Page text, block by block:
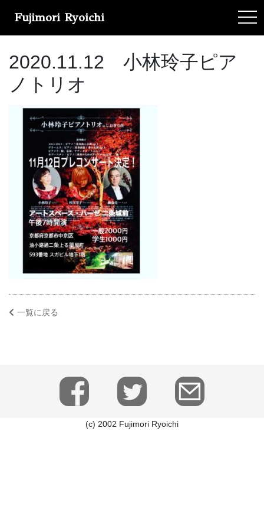
Fujimori Ryoichi
2020.11.12 小林玲子ピア
ノトリオ
一覧に戻る
(c) 2002 Fujimori Ryoichi